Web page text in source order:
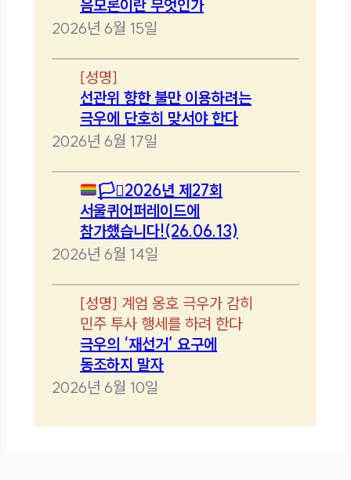
음모론이란 무엇인가
2026년 6월 15일
[성명]
선관위 향한 불만 이용하려는
극우에 단호히 맞서야 한다
2026년 6월 17일
🏳️‍⚧️2026년 제27회
서울퀴어퍼레이드에
참가했습니다!(26.06.13)
2026년 6월 14일
[성명] 계엄 옹호 극우가 감히
민주 투사 행세를 하려 한다
극우의 ‘재선거’ 요구에
동조하지 말자
2026년 6월 10일